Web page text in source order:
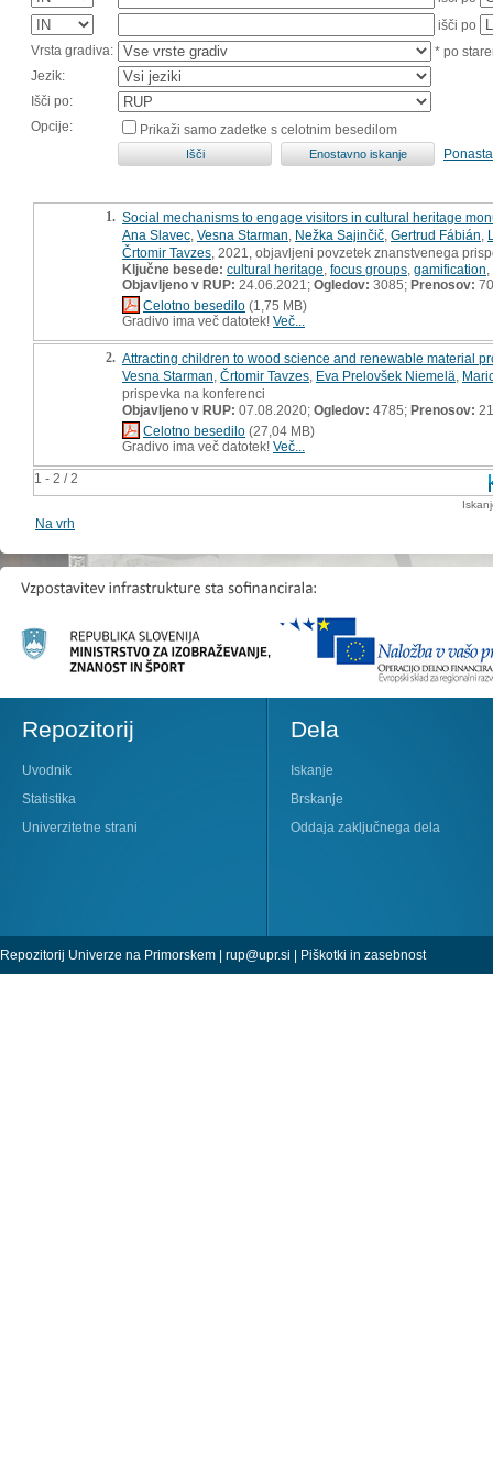
išči po
Vrsta gradiva:
* po
Jezik:
Išči po:
Opcije:
Prikaži samo zadetke s celotnim besedilom
1 - 2 / 2
1. Social mechanisms to engage visitors in cultural heritage
Ana Slavec Vesna Starman Nežka Sajinčič Gertrud Fábián
Črtomir Tavzes , 2021, objavljeni povzetek znanstvenega
Ključne besede: cultural heritage focus groups gamification
Objavljeno v RUP: 24.06.2021; Ogledov: 3085; Prenosov: 70
Celotno besedilo (1,75 MB)
Gradivo ima več datotek! Več...
2. Attracting children to wood science and renewable material
Vesna Starman Črtomir Tavzes Eva Prelovšek Niemelä
prispevka na konferenci
Objavljeno v RUP: 07.08.2020; Ogledov: 4785; Prenosov:
Celotno besedilo (27,04 MB)
Gradivo ima več datotek! Več...
Na vrh
Repozitorij
Uvodnik
Statistika
Univerzitetne strani
Dela
Iskanje
Brskanje
Oddaja zaključnega dela
Repozitorij Univerze na Primorskem | rup@upr.si | Piškotki in zasebnost